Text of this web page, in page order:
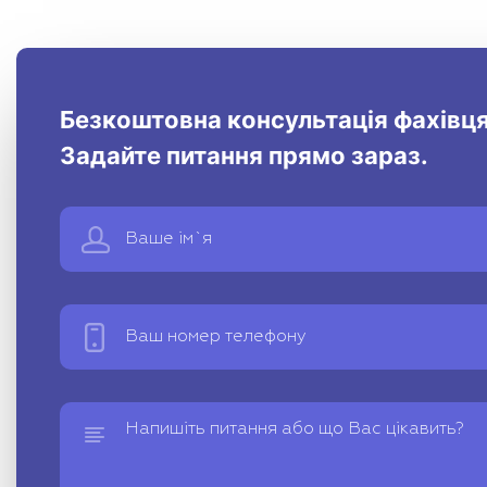
Безкоштовна консультація
Задайте питання прямо зараз.